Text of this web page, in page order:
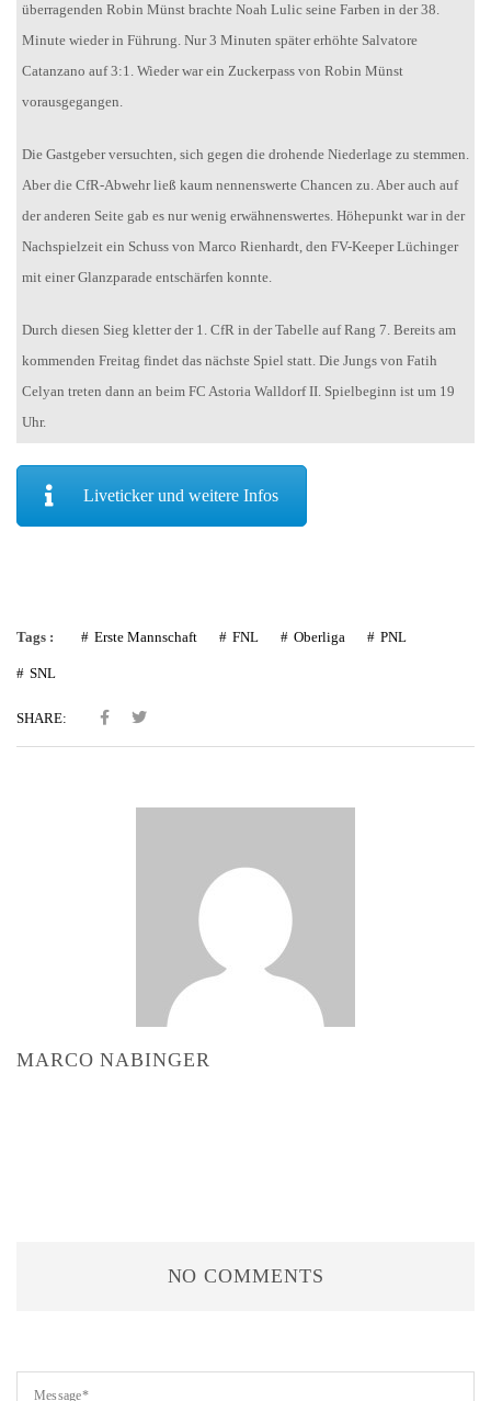
überragenden Robin Münst brachte Noah Lulic seine Farben in der 38.
Minute wieder in Führung. Nur 3 Minuten später erhöhte Salvatore
Catanzano auf 3:1. Wieder war ein Zuckerpass von Robin Münst
vorausgegangen.
Die Gastgeber versuchten, sich gegen die drohende Niederlage zu stemmen.
Aber die CfR-Abwehr ließ kaum nennenswerte Chancen zu. Aber auch auf
der anderen Seite gab es nur wenig erwähnenswertes. Höhepunkt war in der
Nachspielzeit ein Schuss von Marco Rienhardt, den FV-Keeper Lüchinger
mit einer Glanzparade entschärfen konnte.
Durch diesen Sieg kletter der 1. CfR in der Tabelle auf Rang 7. Bereits am
kommenden Freitag findet das nächste Spiel statt. Die Jungs von Fatih
Celyan treten dann an beim FC Astoria Walldorf II. Spielbeginn ist um 19
Uhr.
Liveticker und weitere Infos
Tags : Erste Mannschaft FNL Oberliga PNL
SNL
SHARE:
MARCO NABINGER
NO COMMENTS